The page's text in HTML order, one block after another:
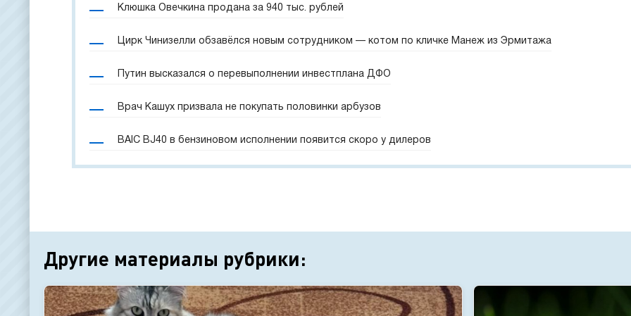
Клюшка Овечкина продана за 940 тыс. рублей
Цирк Чинизелли обзавёлся новым сотрудником — котом по кличке Манеж из Эрмитажа
Путин высказался о перевыполнении инвестплана ДФО
Врач Кашух призвала не покупать половинки арбузов
BAIC BJ40 в бензиновом исполнении появится скоро у дилеров
Другие материалы рубрики: